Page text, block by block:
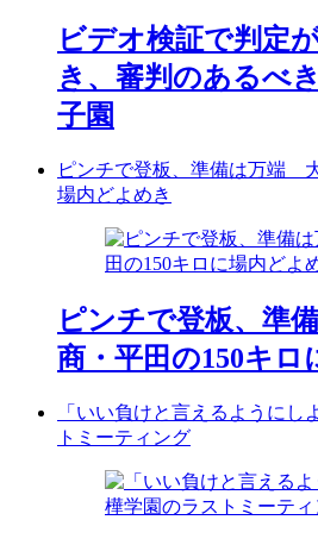
ビデオ検証で判定
き、審判のあるべ
子園
ピンチで登板、準備は万端
場内どよめき
ピンチで登板、準
商・平田の150キロ
「いい負けと言えるように
トミーティング